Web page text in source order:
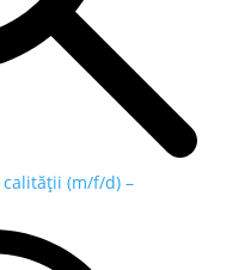
(m/f/d) –